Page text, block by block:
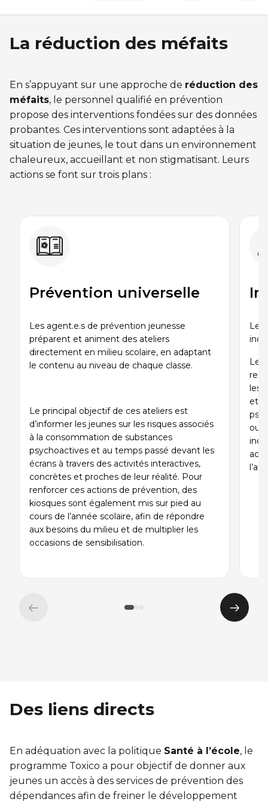
Entraînement privé
Sports pour enfants
Tennis Victoria (Québec)
ACTIVITÉS AQUATIQUES
Piscine
Cours de natation pour enfants
Cours d'aquaforme
Longueurs et bain libres
Hébergement et location d'équipements
Transition primaire-secondaire
Leadership environnemental C-Vert
Café coop
Coop d'initiation à l'entrepreneuriat collectif
Voir tout
Sports pour enfants
ÉCHANGES CULTURELS
Zone accueil et découverte (ZAD)
ZONES JEUNESSE
Voir tout
HÉBERGEMENT TEMPORAIRE
Résidence YMCA Tupper
Résidence YMCA Port-Royal
La réduction des méfaits
En s’appuyant sur une approche de réduction des
méfaits, le personnel qualifié en prévention
propose des interventions fondées sur des données
probantes. Ces interventions sont adaptées à la
situation de jeunes, le tout dans un environnement
chaleureux, accueillant et non stigmatisant. Leurs
actions se font sur trois plans :
Prévention universelle
Les agent.e.s de prévention jeunesse
préparent et animent des ateliers
directement en milieu scolaire, en adaptant
le contenu au niveau de chaque classe.
Le principal objectif de ces ateliers est
d’informer les jeunes sur les risques associés
à la consommation de substances
psychoactives et au temps passé devant les
écrans à travers des activités interactives,
concrètes et proches de leur réalité. Pour
renforcer ces actions de prévention, des
kiosques sont également mis sur pied au
cours de l’année scolaire, afin de répondre
aux besoins du milieu et de multiplier les
occasions de sensibilisation.
Le
Les
les
et
ou
Élément
suivant
Des liens directs
En adéquation avec la politique Santé à l’école, le
programme Toxico a pour objectif de donner aux
jeunes un accès à des services de prévention des
dépendances afin de freiner le développement